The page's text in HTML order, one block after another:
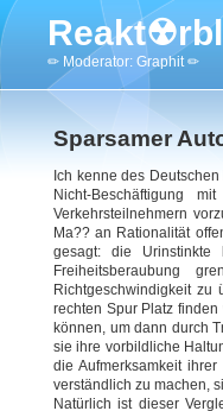
✏ Moderator: Graphit ✏
Sparsamer
Ich kenne des
Nicht-Beschäftigung
Verkehrsteilnehmern
Ma?? an Rationalität
gesagt: die
Freiheitsberaubung
Richtgeschwindigkeit
rechten Spur Platz
können, um dann durch
sie ihre vorbildliche
die Aufmerksamkeit
verständlich zu machen,
Natürlich ist dieser